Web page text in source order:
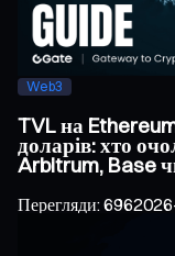
Web3
TVL на
доларів: хто
Arbitrum, Base
Перегляди:696